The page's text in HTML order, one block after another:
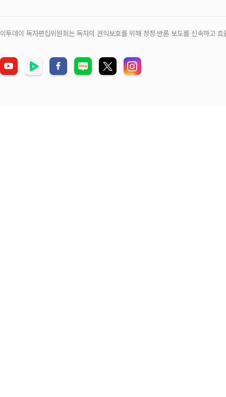
이투데이 독자편집위원회는 독자의 권익보호를 위해 정정‧반론 보도를 신속하고